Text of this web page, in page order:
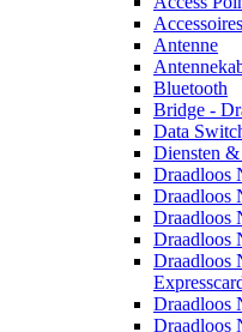
Antenne
Bluetooth
Bridge -
Data
Diensten
Draadloos
Draadloos
Draadloos
Draadloos
Draadloos
Draadloos
Draadloos